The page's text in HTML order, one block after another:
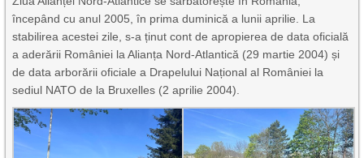
începând cu anul 2005, în prima duminică a lunii aprilie. La
stabilirea acestei zile, s-a ținut cont de apropierea de data oficială
a aderării României la Alianța Nord-Atlantică (29 martie 2004) și
de data arborării oficiale a Drapelului Național al României la
sediul NATO de la Bruxelles (2 aprilie 2004).